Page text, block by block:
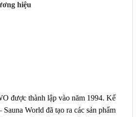
hiệu
được thành lập vào năm 1994. Kể
World đã tạo ra các sản phẩm